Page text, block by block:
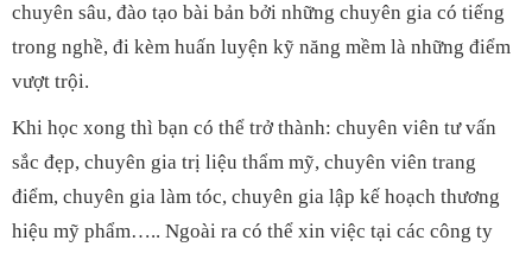
chuyên sâu, đào tạo bài bản bởi những chuyên gia có tiếng
trong nghề, đi kèm huấn luyện kỹ năng mềm là những điểm
vượt trội.
Khi học xong thì bạn có thể trở thành: chuyên viên tư vấn
sắc đẹp, chuyên gia trị liệu thẩm mỹ, chuyên viên trang
điểm, chuyên gia làm tóc, chuyên gia lập kế hoạch thương
hiệu mỹ phẩm….. Ngoài ra có thể xin việc tại các công ty